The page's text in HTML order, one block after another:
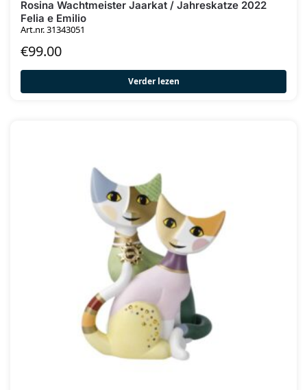
Rosina Wachtmeister Jaarkat / Jahreskatze 2022
Felia e Emilio
Art.nr. 31343051
€99.00
Verder lezen